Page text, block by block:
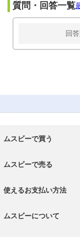
質問・回答一覧
回
ムスビーで買う
ムスビーで売る
使えるお支払い方法
ムスビーについて